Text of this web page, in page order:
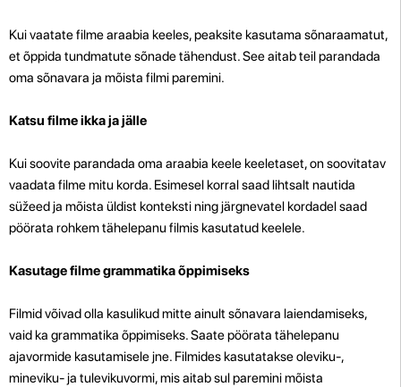
Kui vaatate filme araabia keeles, peaksite kasutama sõnaraamatut,
et õppida tundmatute sõnade tähendust. See aitab teil parandada
oma sõnavara ja mõista filmi paremini.
Katsu filme ikka ja jälle
Kui soovite parandada oma araabia keele keeletaset, on soovitatav
vaadata filme mitu korda. Esimesel korral saad lihtsalt nautida
süžeed ja mõista üldist konteksti ning järgnevatel kordadel saad
pöörata rohkem tähelepanu filmis kasutatud keelele.
Kasutage filme grammatika õppimiseks
Filmid võivad olla kasulikud mitte ainult sõnavara laiendamiseks,
vaid ka grammatika õppimiseks. Saate pöörata tähelepanu
ajavormide kasutamisele jne. Filmides kasutatakse oleviku-,
mineviku- ja tulevikuvormi, mis aitab sul paremini mõista